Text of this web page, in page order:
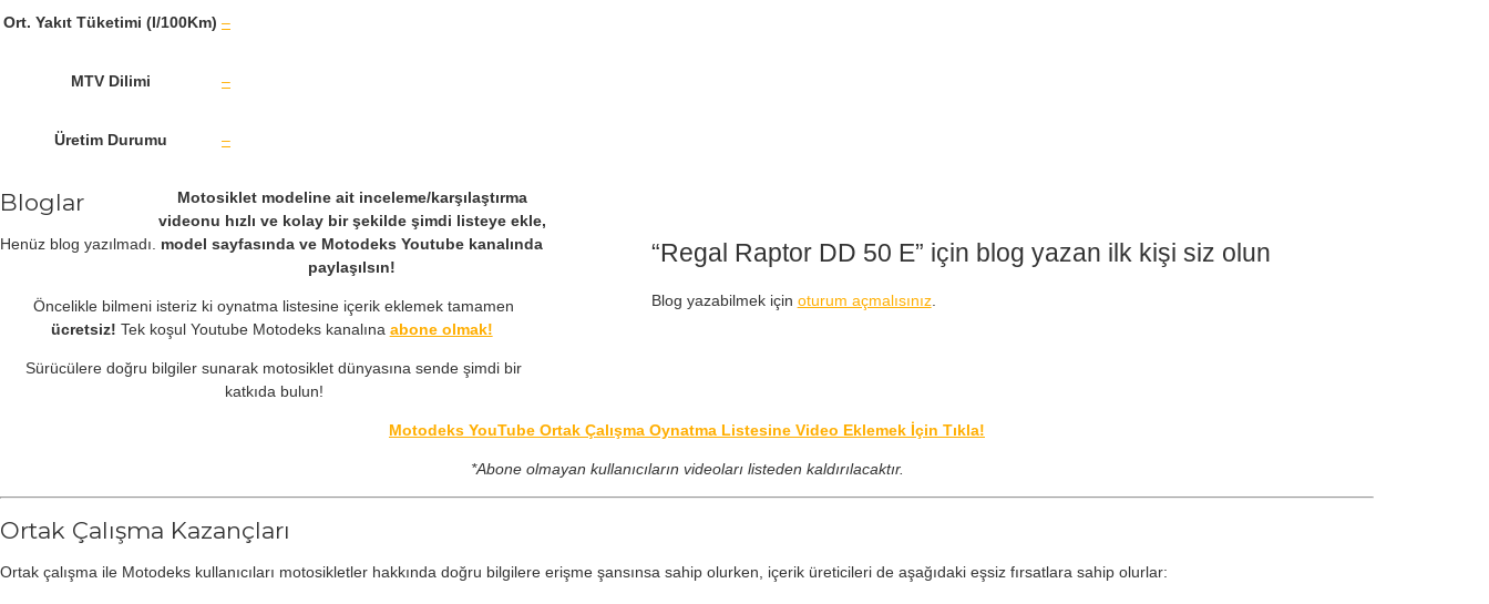
Ort. Yakıt Tüketimi (l/100Km) –
MTV Dilimi –
Üretim Durumu –
Bloglar
Henüz blog yazılmadı. “Regal Raptor DD 50 E” için blog yazan ilk kişi siz olun
Blog yazabilmek için oturum açmalısınız.
Motosiklet modeline ait inceleme/karşılaştırma
videonu hızlı ve kolay bir şekilde şimdi listeye ekle,
model sayfasında ve Motodeks Youtube kanalında
paylaşılsın!
Öncelikle bilmeni isteriz ki oynatma listesine içerik eklemek tamamen
ücretsiz! Tek koşul Youtube Motodeks kanalına abone olmak!
Sürücülere doğru bilgiler sunarak motosiklet dünyasına sende şimdi bir
katkıda bulun!
Motodeks YouTube Ortak Çalışma Oynatma Listesine Video Eklemek İçin Tıkla!
*Abone olmayan kullanıcıların videoları listeden kaldırılacaktır.
Ortak Çalışma Kazançları
Ortak çalışma ile Motodeks kullanıcıları motosikletler hakkında doğru bilgilere erişme şansınsa sahip olurken, içerik üreticileri de aşağıdaki eşsiz fırsatlara sahip olurlar: